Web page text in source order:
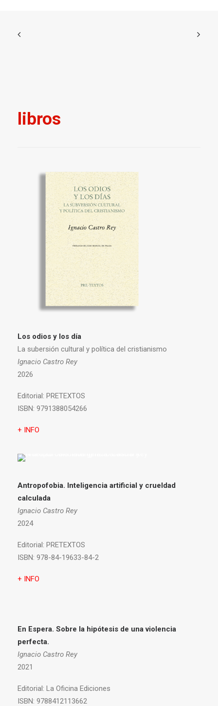
libros
Los odios y los día
La subersión cultural y política del cristianismo
Ignacio Castro Rey
2026
Editorial: PRETEXTOS
ISBN: 9791388054266
+ INFO
Antropofobia. Inteligencia artificial y crueldad
calculada
Ignacio Castro Rey
2024
Editorial: PRETEXTOS
ISBN: 978-84-19633-84-2
+ INFO
En Espera. Sobre la hipótesis de una violencia
perfecta.
Ignacio Castro Rey
2021
Editorial: La Oficina Ediciones
ISBN: 9788412113662